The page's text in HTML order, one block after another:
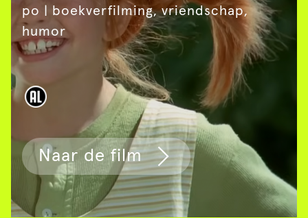
po | boekverfilming, vriendschap,
humor
Naar de film